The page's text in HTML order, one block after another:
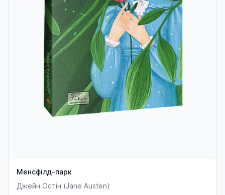
Менсфілд-парк
Джейн Остін (Jane Austen)